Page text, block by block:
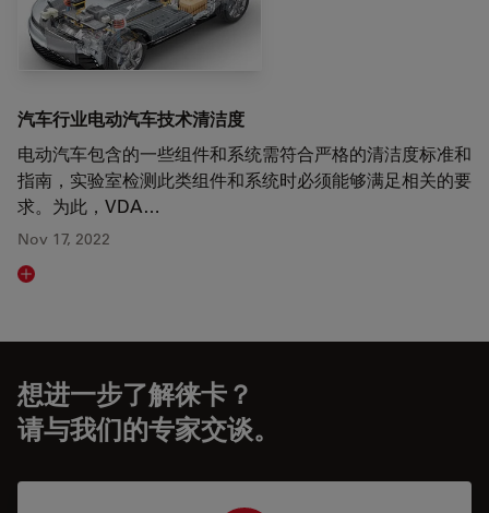
汽车行业电动汽车技术清洁度
电动汽车包含的一些组件和系统需符合严格的清洁度标准和
指南，实验室检测此类组件和系统时必须能够满足相关的要
求。为此，VDA…
Nov 17, 2022
Read article
想进一步了解徕卡？
请与我们的专家交谈。